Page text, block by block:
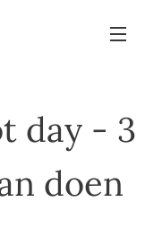
day - 3
doen